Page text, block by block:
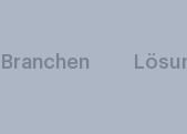
Branchen